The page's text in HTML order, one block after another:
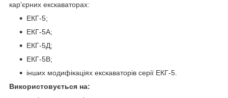
кар'єрних екскаваторах:
ЕКГ-5;
ЕКГ-5А;
ЕКГ-5Д;
ЕКГ-5В;
інших модифікаціях екскаваторів серії ЕКГ-5.
Використовується на: